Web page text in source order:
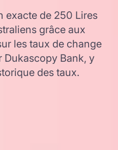
exacte de 250 Lires
grâce aux
les taux de change
Dukascopy Bank, y
des taux.